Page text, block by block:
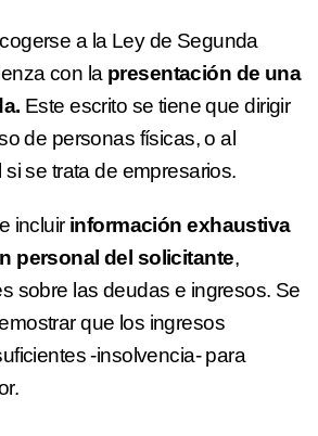
a la Ley de Segunda
con la presentación de una
Este escrito se tiene que dirigir
de personas físicas, o al
se trata de empresarios.
incluirinformación exhaustiva
personal del solicitante,
sobre las deudas e ingresos. Se
que los ingresos
-insolvencia- para